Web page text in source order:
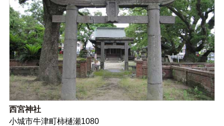
西宮神社
小城市牛津町柿樋瀬1080